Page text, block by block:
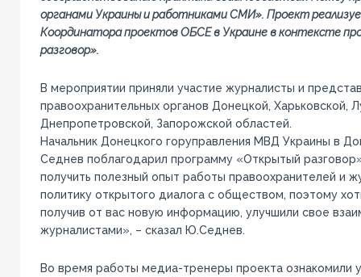
органами Украины и работниками СМИ». Проект
Координатора проектов ОБСЕ в Украине в контексте
разговор».
В мероприятии приняли участие журналисты и
правоохранительных органов Донецкой, Харьковской,
Днепропетровской, Запорожской областей.
Начальник Донецкого горуправления МВД Украины в
Седнев поблагодарил программу «Открытый
получить полезный опыт работы правоохранителей и
политику открытого диалога с обществом, поэтому
получив от вас новую информацию, улучшили свое
журналистами», – сказал Ю.Седнев.
Во время работы медиа-тренеры проекта ознакомили